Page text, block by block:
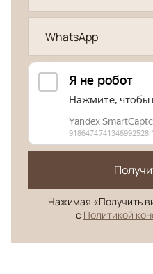
WhatsApp
Нажимая «Получить
с Политикой